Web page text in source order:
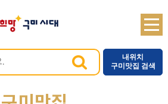
내위치
구미맛집 검색